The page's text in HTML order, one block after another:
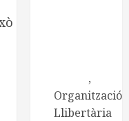
,
Organització
Llibertària